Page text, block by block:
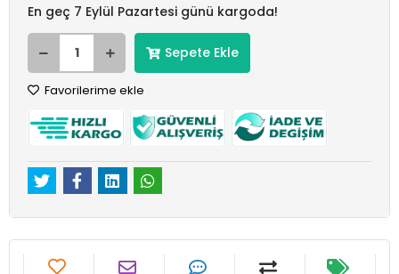
En geç 7 Eylül Pazartesi günü kargoda!
Sepete Ekle
Favorilerime ekle